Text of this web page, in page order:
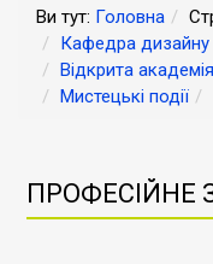
Ви тут: Головна
Кафедра дизайну
Відкрита
Мистецькі події
ПРОФЕСІЙНЕ